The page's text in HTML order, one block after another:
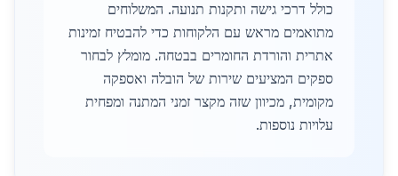
כולל דרכי גישה ותקנות תנועה. המשלוחים
מתואמים מראש עם הלקוחות כדי להבטיח זמינות
אתרית והורדת החומרים בבטחה. מומלץ לבחור
ספקים המציעים שירות של הובלה ואספקה
מקומית, מכיוון שזה מקצר זמני המתנה ומפחית
עלויות נוספות.